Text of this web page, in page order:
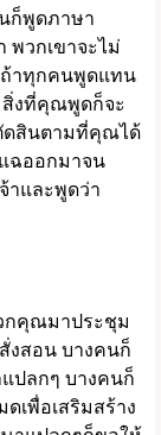
ก็พูดภาษา
พวกเขาจะไม่
าทุกคนพูดแทน
สิ่งที่คุณพูดก็จะ
ดสินตามที่คุณได้
ฉออกมาจน
าและพูดว่า
กคุณมาประชุม
งสอน บางคนก็
ปลกๆ บางคนก็
เพื่อเสริมสร้าง